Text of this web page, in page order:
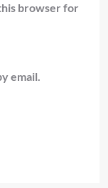
browser for
email.